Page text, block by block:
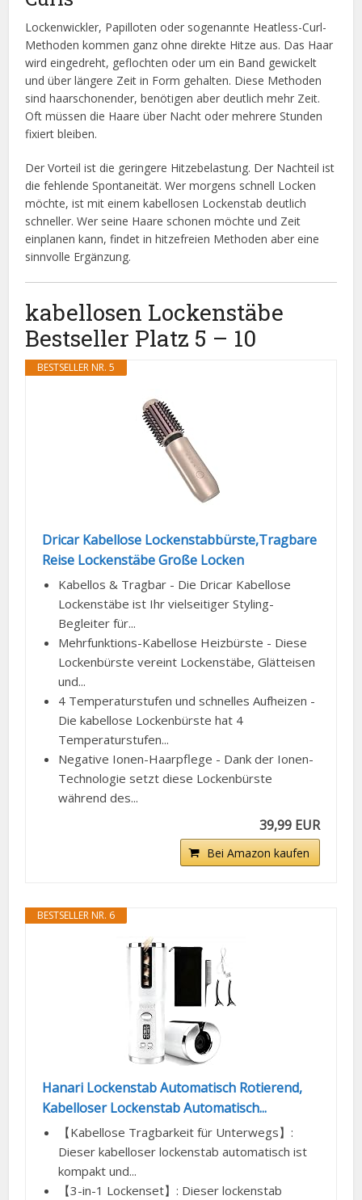
Lockenwickler, Papilloten oder sogenannte Heatless-Curl-
Methoden kommen ganz ohne direkte Hitze aus. Das Haar
wird eingedreht, geflochten oder um ein Band gewickelt
und über längere Zeit in Form gehalten. Diese Methoden
sind haarschonender, benötigen aber deutlich mehr Zeit.
Oft müssen die Haare über Nacht oder mehrere Stunden
fixiert bleiben.
Der Vorteil ist die geringere Hitzebelastung. Der Nachteil ist
die fehlende Spontaneität. Wer morgens schnell Locken
möchte, ist mit einem kabellosen Lockenstab deutlich
schneller. Wer seine Haare schonen möchte und Zeit
einplanen kann, findet in hitzefreien Methoden aber eine
sinnvolle Ergänzung.
kabellosen Lockenstäbe
Bestseller Platz 5 – 10
BESTSELLER NR. 5
Dricar Kabellose Lockenstabbürste,Tragbare
Reise Lockenstäbe Große Locken
Kabellos & Tragbar - Die Dricar Kabellose
Lockenstäbe ist Ihr vielseitiger Styling-
Begleiter für...
Mehrfunktions-Kabellose Heizbürste - Diese
Lockenbürste vereint Lockenstäbe, Glätteisen
und...
4 Temperaturstufen und schnelles Aufheizen -
Die kabellose Lockenbürste hat 4
Temperaturstufen...
Negative Ionen-Haarpflege - Dank der Ionen-
Technologie setzt diese Lockenbürste
während des...
39,99 EUR
Bei Amazon kaufen
BESTSELLER NR. 6
Hanari Lockenstab Automatisch Rotierend,
Kabelloser Lockenstab Automatisch...
【Kabellose Tragbarkeit für Unterwegs】:
Dieser kabelloser lockenstab automatisch ist
kompakt und...
【3-in-1 Lockenset】: Dieser lockenstab